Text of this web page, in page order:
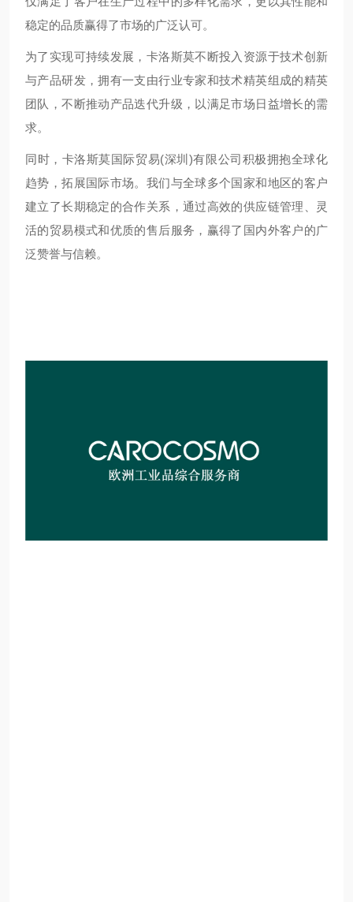
稳定的品质赢得了市场的广泛认可。
为了实现可持续发展，卡洛斯莫不断投入资源于技术创新
与产品研发，拥有一支由行业专家和技术精英组成的精英
团队，不断推动产品迭代升级，以满足市场日益增长的需
求。
同时，卡洛斯莫国际贸易(深圳)有限公司积极拥抱全球化
趋势，拓展国际市场。我们与全球多个国家和地区的客户
建立了长期稳定的合作关系，通过高效的供应链管理、灵
活的贸易模式和优质的售后服务，赢得了国内外客户的广
泛赞誉与信赖。